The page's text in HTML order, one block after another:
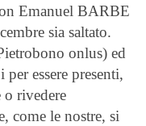
Emanuel BARBE
sia saltato.
onlus) ed
essere presenti,
o rivedere
come le nostre, si